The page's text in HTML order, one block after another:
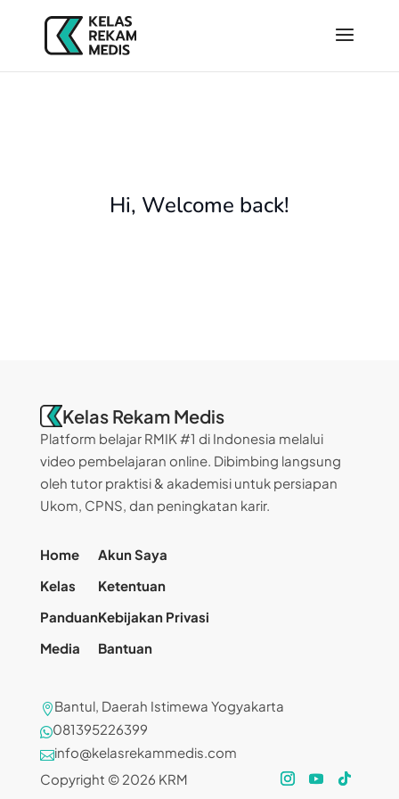
Hi, Welcome back!
Kelas Rekam Medis
Platform belajar RMIK #1 di Indonesia melalui
video pembelajaran online. Dibimbing langsung
oleh tutor praktisi & akademisi untuk persiapan
Ukom, CPNS, dan peningkatan karir.
Home
Kelas
Panduan
Media
Akun Saya
Ketentuan
Kebijakan Privasi
Bantuan
Bantul, Daerah Istimewa Yogyakarta
081395226399
info@kelasrekammedis.com
Copyright © 2026 KRM